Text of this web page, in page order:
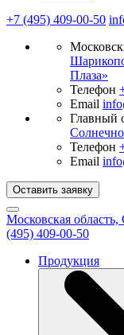
+7 (495) 409-00-50
Плаза»
Телефон
Email
Главный
Телефон
Email
Оставить заявку
Московская
(495) 409-00-50
Продукция